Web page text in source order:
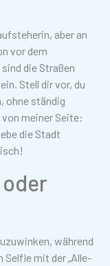
aber an
vor dem
die Straßen
Stell dir vor, du
ohne ständig
meiner Seite:
die Stadt
oder
während
mit der „Alle-